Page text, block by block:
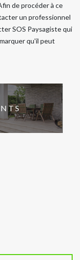
de procéder à ce
un professionnel
SOS Paysagiste qui
qu'il peut